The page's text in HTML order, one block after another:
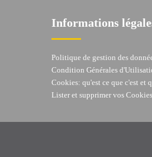
Informations
Politique de gestion des
Condition Générales
Cookies: qu'est ce que c'est et
Lister et supprimer vos Cookies